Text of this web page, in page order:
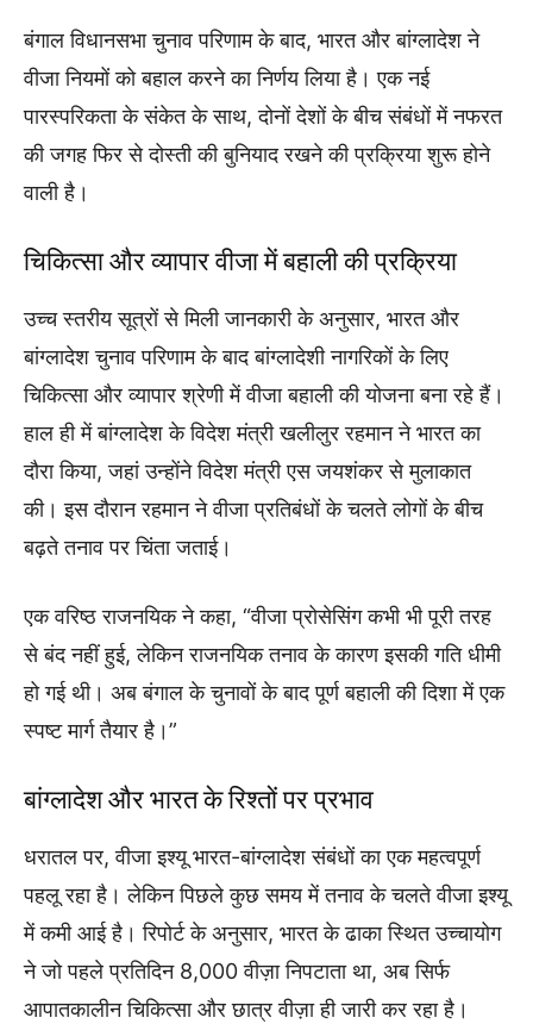
बंगाल विधानसभा चुनाव परिणाम के बाद, भारत और बांग्लादेश ने
वीजा नियमों को बहाल करने का निर्णय लिया है। एक नई
पारस्परिकता के संकेत के साथ, दोनों देशों के बीच संबंधों में नफरत
की जगह फिर से दोस्ती की बुनियाद रखने की प्रक्रिया शुरू होने
वाली है।
चिकित्सा और व्यापार वीजा में बहाली की प्रक्रिया
उच्च स्तरीय सूत्रों से मिली जानकारी के अनुसार, भारत और
बांग्लादेश चुनाव परिणाम के बाद बांग्लादेशी नागरिकों के लिए
चिकित्सा और व्यापार श्रेणी में वीजा बहाली की योजना बना रहे हैं।
हाल ही में बांग्लादेश के विदेश मंत्री खलीलुर रहमान ने भारत का
दौरा किया, जहां उन्होंने विदेश मंत्री एस जयशंकर से मुलाकात
की। इस दौरान रहमान ने वीजा प्रतिबंधों के चलते लोगों के बीच
बढ़ते तनाव पर चिंता जताई।
एक वरिष्ठ राजनयिक ने कहा, “वीजा प्रोसेसिंग कभी भी पूरी तरह
से बंद नहीं हुई, लेकिन राजनयिक तनाव के कारण इसकी गति धीमी
हो गई थी। अब बंगाल के चुनावों के बाद पूर्ण बहाली की दिशा में एक
स्पष्ट मार्ग तैयार है।”
बांग्लादेश और भारत के रिश्तों पर प्रभाव
धरातल पर, वीजा इश्यू भारत-बांग्लादेश संबंधों का एक महत्वपूर्ण
पहलू रहा है। लेकिन पिछले कुछ समय में तनाव के चलते वीजा इश्यू
में कमी आई है। रिपोर्ट के अनुसार, भारत के ढाका स्थित उच्चायोग
ने जो पहले प्रतिदिन 8,000 वीज़ा निपटाता था, अब सिर्फ
आपातकालीन चिकित्सा और छात्र वीज़ा ही जारी कर रहा है।